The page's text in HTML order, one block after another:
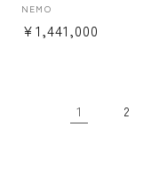
販
売
NEMO
通
¥1,441,000
1 2